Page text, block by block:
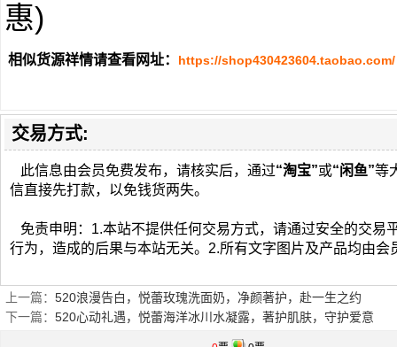
惠)
相似货源祥情请查看网址： https://shop430423604.taobao.com/
交易方式:
此信息由会员免费发布，请核实后，通过“淘宝”或“闲鱼”等
信直接先打款，以免钱货两失。
免责申明：1.本站不提供任何交易方式，请通过安全的交易
行为，造成的后果与本站无关。2.所有文字图片及产品均由
上一篇： 520浪漫告白，悦蕾玫瑰洗面奶，净颜著护，赴一生之约
下一篇： 520心动礼遇，悦蕾海洋冰川水凝露，著护肌肤，守护爱意